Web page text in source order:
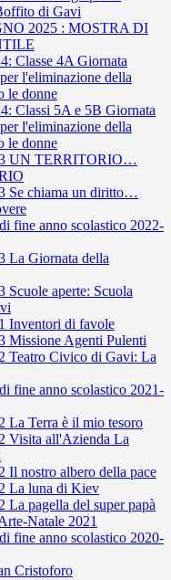
di Gavi
2025 : MOSTRA DI
Classe 4A Giornata
l'eliminazione della
le donne
Classi 5A e 5B Giornata
l'eliminazione della
le donne
UN TERRITORIO…
Se chiama un diritto…
fine anno scolastico 2022-
La Giornata della
Scuole aperte: Scuola
Inventori di favole
Missione Agenti Pulenti
Teatro Civico di Gavi: La
fine anno scolastico 2021-
La Terra è il mio tesoro
Visita all'Azienda La
Il nostro albero della pace
La luna di Kiev
La pagella del super papà
Natale 2021
fine anno scolastico 2020-
Cristoforo